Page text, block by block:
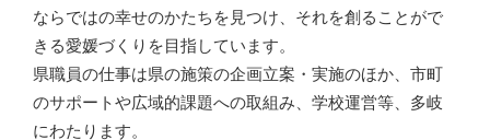
ならではの幸せのかたちを見つけ、それを創ることがで
きる愛媛づくりを目指しています。
県職員の仕事は県の施策の企画立案・実施のほか、市町
のサポートや広域的課題への取組み、学校運営等、多岐
にわたります。